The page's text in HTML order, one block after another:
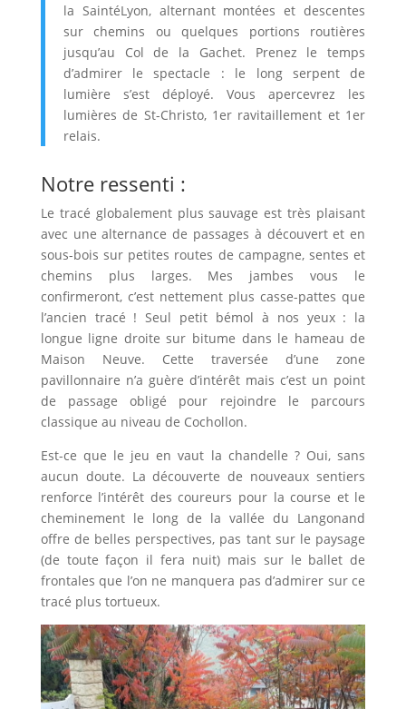
la SaintéLyon, alternant montées et descentes
sur chemins ou quelques portions routières
jusqu’au Col de la Gachet. Prenez le temps
d’admirer le spectacle : le long serpent de
lumière s’est déployé. Vous apercevrez les
lumières de St-Christo, 1er ravitaillement et 1er
relais.
Notre ressenti :
Le tracé globalement plus sauvage est très plaisant
avec une alternance de passages à découvert et en
sous-bois sur petites routes de campagne, sentes et
chemins plus larges. Mes jambes vous le
confirmeront, c’est nettement plus casse-pattes que
l’ancien tracé ! Seul petit bémol à nos yeux : la
longue ligne droite sur bitume dans le hameau de
Maison Neuve. Cette traversée d’une zone
pavillonnaire n’a guère d’intérêt mais c’est un point
de passage obligé pour rejoindre le parcours
classique au niveau de Cochollon.
Est-ce que le jeu en vaut la chandelle ? Oui, sans
aucun doute. La découverte de nouveaux sentiers
renforce l’intérêt des coureurs pour la course et le
cheminement le long de la vallée du Langonand
offre de belles perspectives, pas tant sur le paysage
(de toute façon il fera nuit) mais sur le ballet de
frontales que l’on ne manquera pas d’admirer sur ce
tracé plus tortueux.